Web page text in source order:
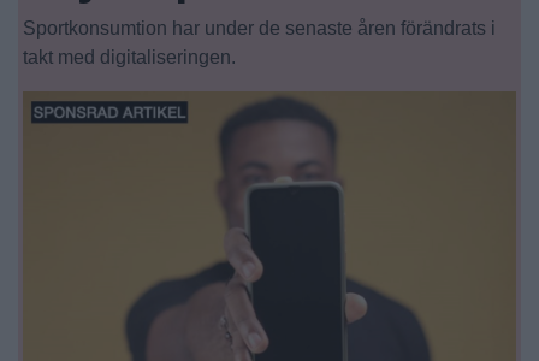
Sportkonsumtion har under de senaste åren förändrats i
takt med digitaliseringen.